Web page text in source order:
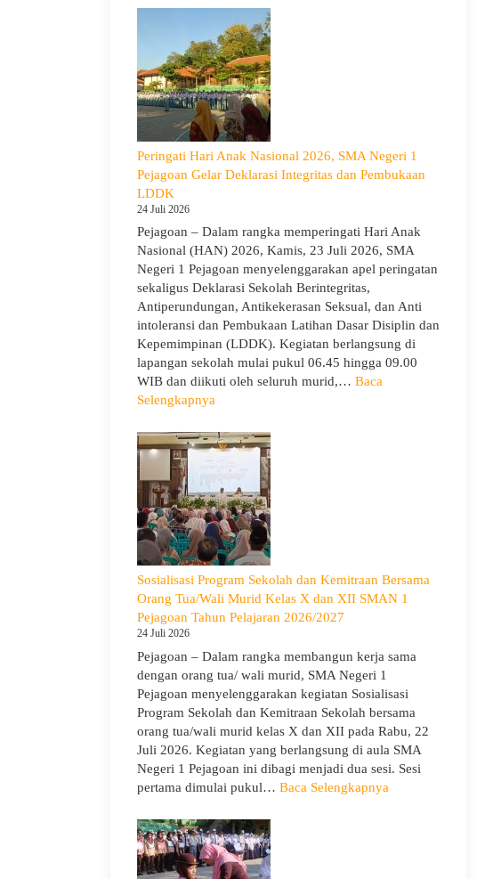
Berjalan
Khidmat
Peringati Hari Anak Nasional 2026, SMA Negeri 1
Pejagoan Gelar Deklarasi Integritas dan Pembukaan
LDDK
24 Juli 2026
Pejagoan – Dalam rangka memperingati Hari Anak
Nasional (HAN) 2026, Kamis, 23 Juli 2026, SMA
Negeri 1 Pejagoan menyelenggarakan apel peringatan
sekaligus Deklarasi Sekolah Berintegritas,
Antiperundungan, Antikekerasan Seksual, dan Anti
intoleransi dan Pembukaan Latihan Dasar Disiplin dan
Kepemimpinan (LDDK). Kegiatan berlangsung di
lapangan sekolah mulai pukul 06.45 hingga 09.00
WIB dan diikuti oleh seluruh murid,… Baca
Selengkapnya
Hari
Anak
Nasional
2026,
SMA
Negeri
1
Pejagoan
Gelar
Deklarasi
Integritas
Pembukaan
LDDK
Sosialisasi Program Sekolah dan Kemitraan Bersama
Orang Tua/Wali Murid Kelas X dan XII SMAN 1
Pejagoan Tahun Pelajaran 2026/2027
24 Juli 2026
Pejagoan – Dalam rangka membangun kerja sama
dengan orang tua/ wali murid, SMA Negeri 1
Pejagoan menyelenggarakan kegiatan Sosialisasi
Program Sekolah dan Kemitraan Sekolah bersama
orang tua/wali murid kelas X dan XII pada Rabu, 22
Juli 2026. Kegiatan yang berlangsung di aula SMA
Negeri 1 Pejagoan ini dibagi menjadi dua sesi. Sesi
pertama dimulai pukul… Baca Selengkapnya